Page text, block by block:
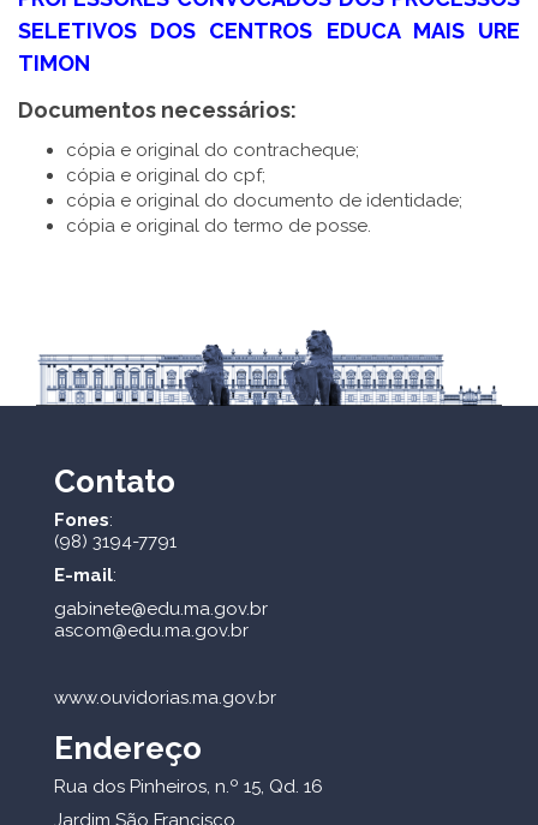
SELETIVOS DOS CENTROS EDUCA MAIS URE
TIMON
Documentos necessários:
cópia e original do contracheque;
cópia e original do cpf;
cópia e original do documento de identidade;
cópia e original do termo de posse.
Contato
Fones:
(98) 3194-7791
E-mail:
gabinete@edu.ma.gov.br
ascom@edu.ma.gov.br
www.ouvidorias.ma.gov.br
Endereço
Rua dos Pinheiros, n.º 15, Qd. 16
Jardim São Francisco